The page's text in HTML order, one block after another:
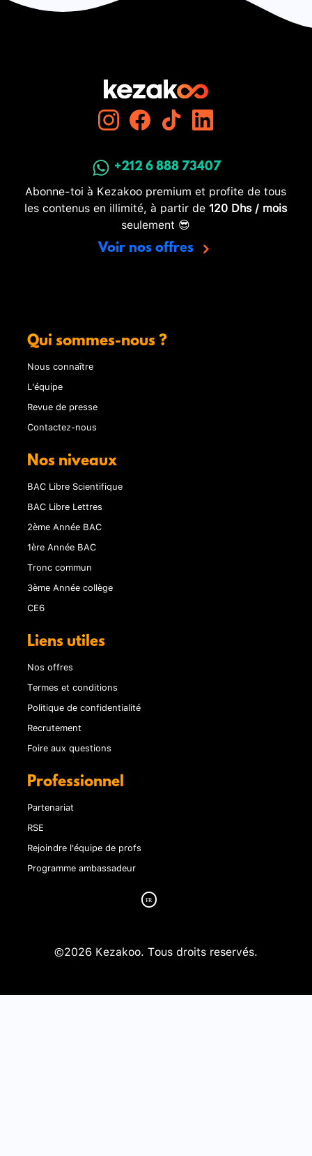
+212 6 888 73407
Abonne-toi à Kezakoo premium et profite de tous
les contenus en illimité, à partir de 120 Dhs / mois
seulement 😎
Voir nos offres
Qui sommes-nous ?
Nous connaître
L'équipe
Revue de presse
Contactez-nous
Nos niveaux
BAC Libre Scientifique
BAC Libre Lettres
2ème Année BAC
1ère Année BAC
Tronc commun
3ème Année collège
CE6
Liens utiles
Nos offres
Termes et conditions
Politique de confidentialité
Recrutement
Foire aux questions
Professionnel
Partenariat
RSE
Rejoindre l'équipe de profs
Programme ambassadeur
©2026 Kezakoo. Tous droits reservés.